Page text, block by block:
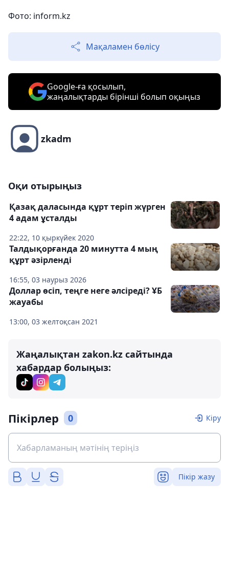
Фото: inform.kz
Мақаламен бөлісу
Google-ға қосылып,
жаңалықтарды бірінші болып оқыңыз
zkadm
Оқи отырыңыз
22:22, 10 қыркүйек 2020
Қазақ даласында құрт теріп жүрген
4 адам ұсталды
16:55, 03 наурыз 2026
Талдықорғанда 20 минутта 4 мың
құрт әзірленді
13:00, 03 желтоқсан 2021
Доллар өсіп, теңге неге әлсіреді? ҰБ
жауабы
Жаңалықтан zakon.kz сайтында
хабардар болыңыз:
Пікірлер 0 Кіру
Пікір жазу